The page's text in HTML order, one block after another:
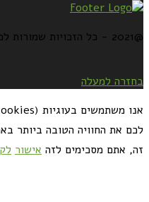
@2021 - כל הזכויות שמורות למירב גביש | ביצוע
בחזרה למעלה
לכם את החוויה הטובה ביותר
זה, אתם מסכימים לזה אישור